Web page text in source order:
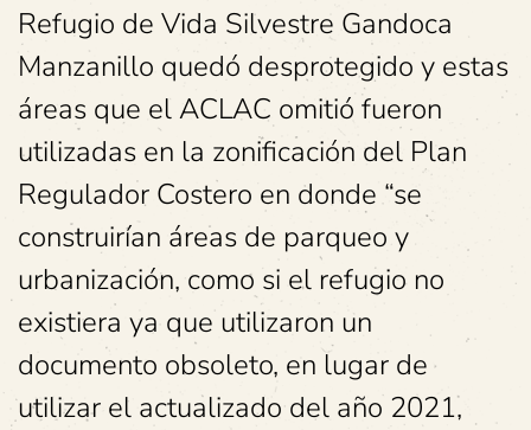
Refugio de Vida Silvestre Gandoca
Manzanillo quedó desprotegido y estas
áreas que el ACLAC omitió fueron
utilizadas en la zonificación del Plan
Regulador Costero en donde “se
construirían áreas de parqueo y
urbanización, como si el refugio no
existiera ya que utilizaron un
documento obsoleto, en lugar de
utilizar el actualizado del año 2021,